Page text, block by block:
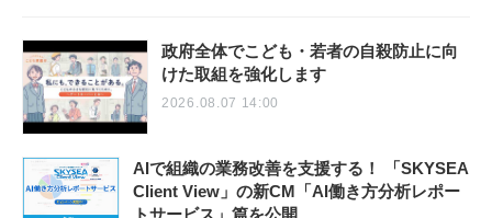
政府全体でこども・若者の自殺防止に向
けた取組を強化します
2026.08.07 14:00
AIで組織の業務改善を支援する！ 「SKYSEA
Client View」の新CM「AI働き方分析レポー
トサービス」篇を公開